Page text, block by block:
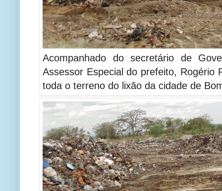
Acompanhado do secretário de
Assessor Especial do prefeito, Rogério
toda o terreno do lixão da cidade de